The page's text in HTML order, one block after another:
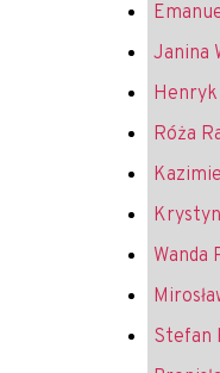
Janina
Henryk
Róża
Wanda
Stefan